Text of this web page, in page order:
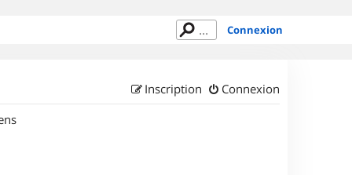
Connexion
Connexion
Inscription